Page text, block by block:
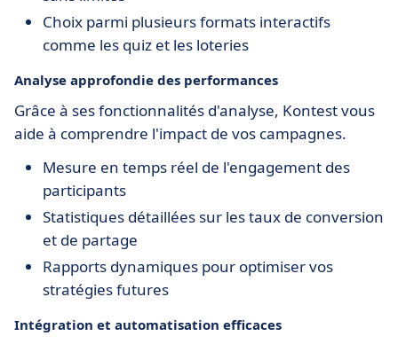
Choix parmi plusieurs formats interactifs
comme les quiz et les loteries
Analyse approfondie des performances
Grâce à ses fonctionnalités d'analyse, Kontest vous
aide à comprendre l'impact de vos campagnes.
Mesure en temps réel de l'engagement des
participants
Statistiques détaillées sur les taux de conversion
et de partage
Rapports dynamiques pour optimiser vos
stratégies futures
Intégration et automatisation efficaces